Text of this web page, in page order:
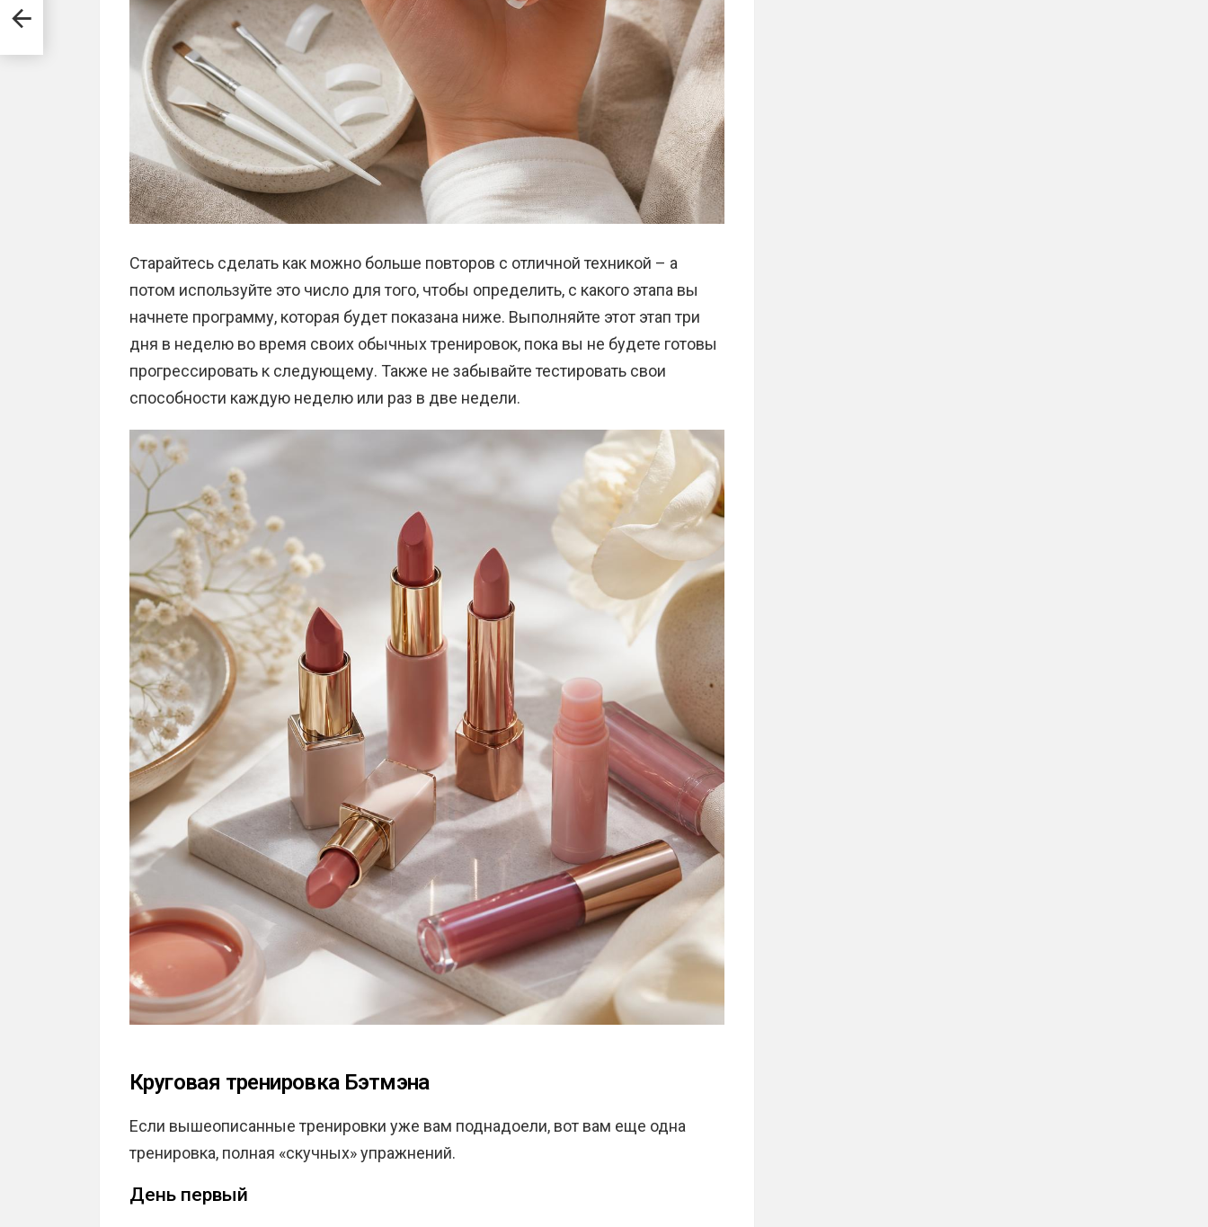
Старайтесь сделать как можно больше повторов с отличной техникой – а
потом используйте это число для того, чтобы определить, с какого этапа вы
начнете программу, которая будет показана ниже. Выполняйте этот этап три
дня в неделю во время своих обычных тренировок, пока вы не будете готовы
прогрессировать к следующему. Также не забывайте тестировать свои
способности каждую неделю или раз в две недели.
Круговая тренировка Бэтмэна
Если вышеописанные тренировки уже вам поднадоели, вот вам еще одна
тренировка, полная «скучных» упражнений.
День первый